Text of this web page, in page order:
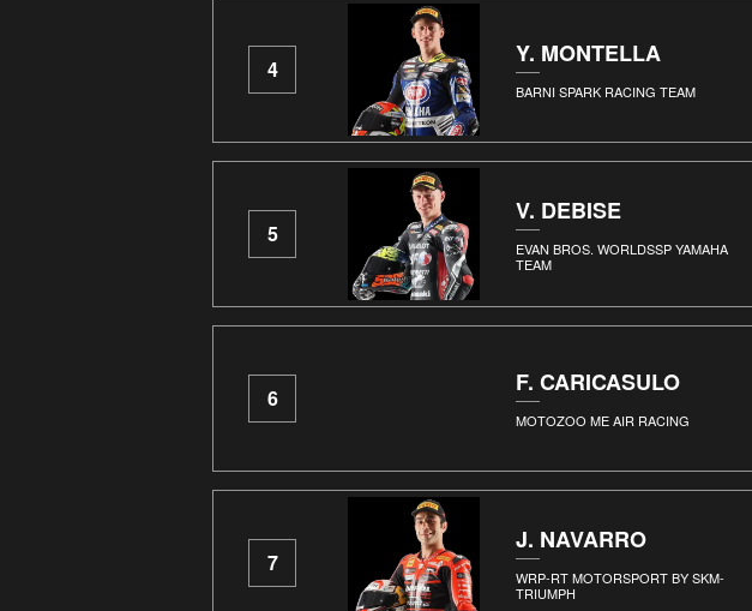
4
Y. MONTELLA
BARNI SPARK RACING TEAM
5
V. DEBISE
EVAN BROS. WORLDSSP YAMAHA
TEAM
6
F. CARICASULO
MOTOZOO ME AIR RACING
7
J. NAVARRO
WRP-RT MOTORSPORT BY SKM-
TRIUMPH